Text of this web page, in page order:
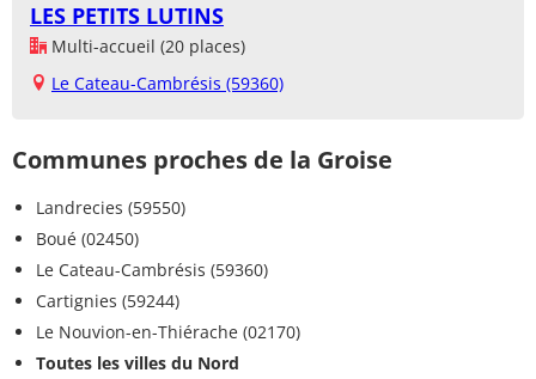
LES PETITS LUTINS
Multi-accueil (20 places)
Le Cateau-Cambrésis (59360)
Communes proches de la Groise
Landrecies (59550)
Boué (02450)
Le Cateau-Cambrésis (59360)
Cartignies (59244)
Le Nouvion-en-Thiérache (02170)
Toutes les villes du Nord